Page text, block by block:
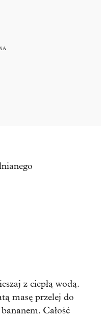
z ciepłą wodą.
masę przelej do
Całość